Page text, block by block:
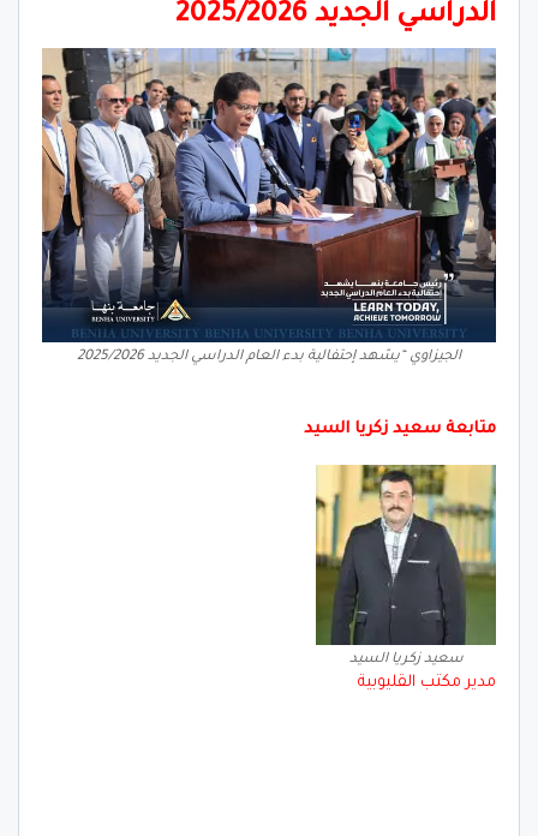
الدراسي الجديد 2025/2026
الجيزاوي “يشهد إحتفالية بدء العام الدراسي الجديد 2025/2026
متابعة سعيد زكريا السيد
سعيد زكريا السيد
مدير مكتب القليوبية